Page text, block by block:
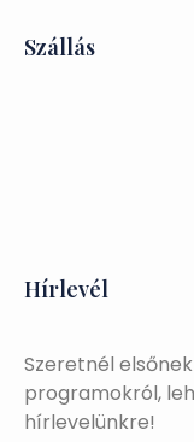
Szállás
Hírlevél
Szeretnél
programokról,
hírlevelünkre!